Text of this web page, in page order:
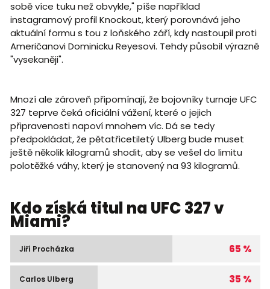
sobě více tuku než obvykle," píše například
instagramový profil Knockout, který porovnává jeho
aktuální formu s tou z loňského září, kdy nastoupil proti
Američanovi Dominicku Reyesovi. Tehdy působil výrazně
"vysekaněji".
Mnozí ale zároveň připomínají, že bojovníky turnaje UFC
327 teprve čeká oficiální vážení, které o jejich
připravenosti napoví mnohem víc. Dá se tedy
předpokládat, že pětatřicetiletý Ulberg bude muset
ještě několik kilogramů shodit, aby se vešel do limitu
polotěžké váhy, který je stanovený na 93 kilogramů.
Kdo získá titul na UFC 327 v
Miami?
Jiří Procházka 65 %
Carlos Ulberg 35 %